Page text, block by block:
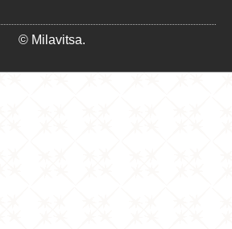
© Milavitsa.